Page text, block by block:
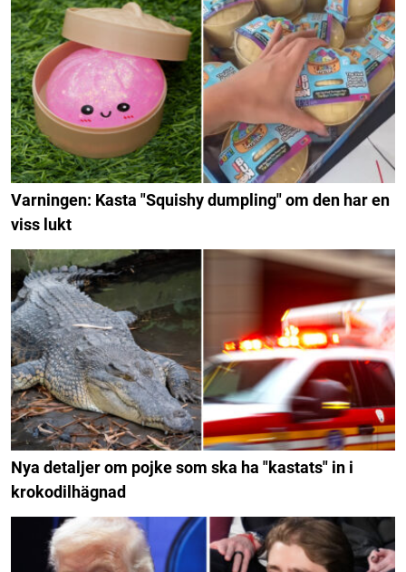
Varningen: Kasta "Squishy dumpling" om den har en
viss lukt
Nya detaljer om pojke som ska ha "kastats" in i
krokodilhägnad